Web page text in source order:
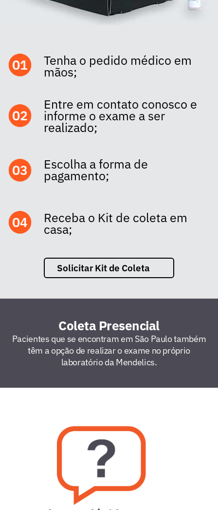
Tenha o pedido médico em
mãos;
Entre em contato conosco e
informe o exame a ser
realizado;
Escolha a forma de
pagamento;
Receba o Kit de coleta em
casa;
Solicitar Kit de Coleta
Coleta Presencial
Pacientes que se encontram em São Paulo também
têm a opção de realizar o exame no próprio
laboratório da Mendelics.